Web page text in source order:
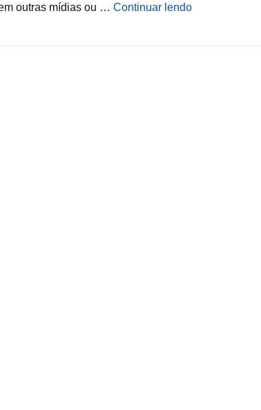
outras mídias ou … Continuar lendo